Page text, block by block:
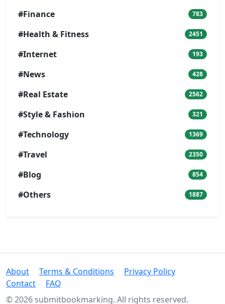
#Finance 783
#Health & Fitness 2451
#Internet 193
#News 428
#Real Estate 2562
#Style & Fashion 321
#Technology 1369
#Travel 2350
#Blog 854
#Others 1887
About Terms & Conditions
Privacy Policy
Contact
FAQ
© 2026 submitbookmarking. All rights reserved.